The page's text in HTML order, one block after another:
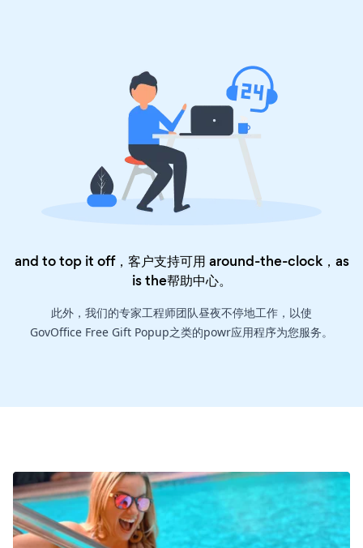
and to top it off，客户支持可用 around-the-clock，as
is the帮助中心。
此外，我们的专家工程师团队昼夜不停地工作，以使
GovOffice Free Gift Popup之类的powr应用程序为您服务。